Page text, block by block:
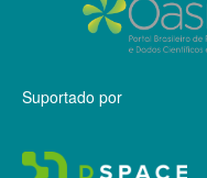
Suportado por